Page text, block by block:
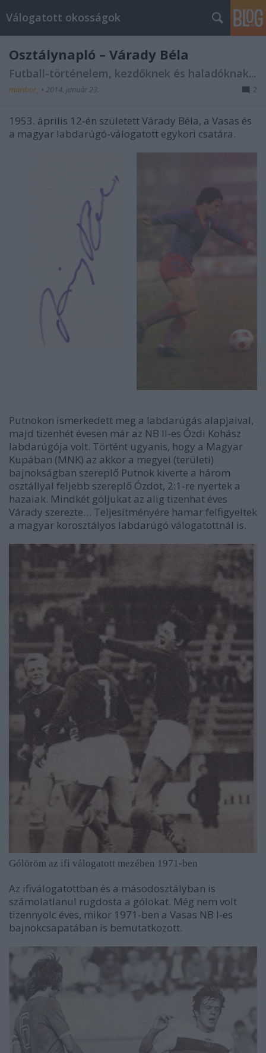
Válogatott okosságok
Osztálynapló – Várady Béla
Futball-történelem, kezdőknek és haladóknak...
maribor_ • 2014. január 23. 2
1953. április 12-én született Várady Béla, a Vasas és
a magyar labdarúgó-válogatott egykori csatára.
Putnokon ismerkedett meg a labdarúgás alapjaival,
majd tizenhét évesen már az NB II-es Ózdi Kohász
labdarúgója volt. Történt ugyanis, hogy a Magyar
Kupában (MNK) az akkor a megyei (területi)
bajnokságban szereplő Putnok kiverte a három
osztállyal feljebb szereplő Ózdot, 2:1-re nyertek a
hazaiak. Mindkét góljukat az alig tizenhat éves
Várady szerezte… Teljesítményére hamar felfigyeltek
a magyar korosztályos labdarúgó válogatottnál is.
Gólöröm az ifi válogatott mezében 1971-ben
Az ifiválogatottban és a másodosztályban is
számolatlanul rugdosta a gólokat. Még nem volt
tizennyolc éves, mikor 1971-ben a Vasas NB I-es
bajnokcsapatában is bemutatkozott.